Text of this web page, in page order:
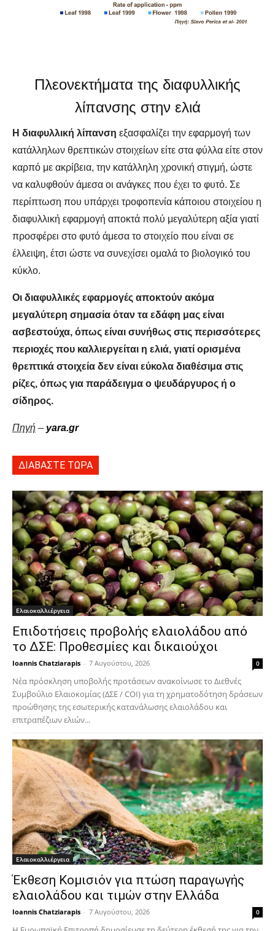
Πλεονεκτήματα της διαφυλλικής
λίπανσης στην ελιά
Η διαφυλλική λίπανση εξασφαλίζει την εφαρμογή των
κατάλληλων θρεπτικών στοιχείων είτε στα φύλλα είτε στον
καρπό με ακρίβεια, την κατάλληλη χρονική στιγμή, ώστε
να καλυφθούν άμεσα οι ανάγκες που έχει το φυτό. Σε
περίπτωση που υπάρχει τροφοπενία κάποιου στοιχείου η
διαφυλλική εφαρμογή αποκτά πολύ μεγαλύτερη αξία γιατί
προσφέρει στο φυτό άμεσα το στοιχείο που είναι σε
έλλειψη, έτσι ώστε να συνεχίσει ομαλά το βιολογικό του
κύκλο.
Οι διαφυλλικές εφαρμογές αποκτούν ακόμα
μεγαλύτερη σημασία όταν τα εδάφη μας είναι
ασβεστούχα, όπως είναι συνήθως στις περισσότερες
περιοχές που καλλιεργείται η ελιά, γιατί ορισμένα
θρεπτικά στοιχεία δεν είναι εύκολα διαθέσιμα στις
ρίζες, όπως για παράδειγμα ο ψευδάργυρος ή ο
σίδηρος.
Πηγή – yara.gr
ΔΙΑΒΑΣΤΕ ΤΩΡΑ
Ελαιοκαλλιέργεια
Επιδοτήσεις προβολής ελαιολάδου από
το ΔΣΕ: Προθεσμίες και δικαιούχοι
Ioannis Chatziarapis - 7 Αυγούστου, 2026 0
Νέα πρόσκληση υποβολής προτάσεων ανακοίνωσε το Διεθνές
Συμβούλιο Ελαιοκομίας (ΔΣΕ / COI) για τη χρηματοδότηση δράσεων
προώθησης της εσωτερικής κατανάλωσης ελαιολάδου και
επιτραπέζιων ελιών...
Ελαιοκαλλιέργεια
Έκθεση Κομισιόν για πτώση παραγωγής
ελαιολάδου και τιμών στην Ελλάδα
Ioannis Chatziarapis - 7 Αυγούστου, 2026 0